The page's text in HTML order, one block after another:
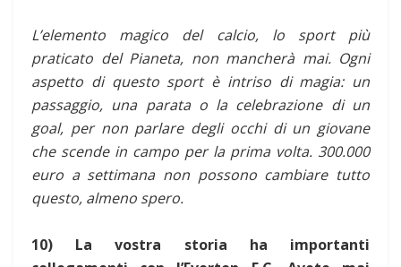
L’elemento magico del calcio, lo sport più
praticato del Pianeta, non mancherà mai. Ogni
aspetto di questo sport è intriso di magia: un
passaggio, una parata o la celebrazione di un
goal, per non parlare degli occhi di un giovane
che scende in campo per la prima volta. 300.000
euro a settimana non possono cambiare tutto
questo, almeno spero.
10) La vostra storia ha importanti